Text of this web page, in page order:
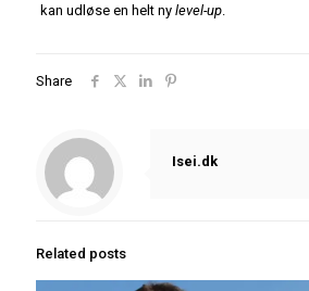
kan udløse en helt ny level-up.
Share
Isei.dk
Related posts